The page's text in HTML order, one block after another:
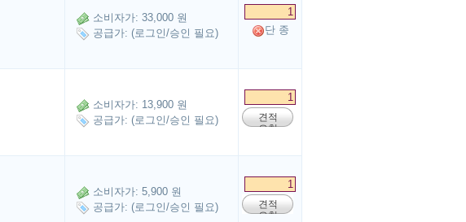
소비자가: 33,000 원
공급가: (로그인/승인 필요)
단 종
소비자가: 13,900 원
공급가: (로그인/승인 필요)
견적
요청
소비자가: 5,900 원
공급가: (로그인/승인 필요)
견적
요청